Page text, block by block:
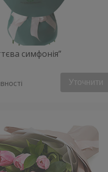
симфонія”
Уточнити